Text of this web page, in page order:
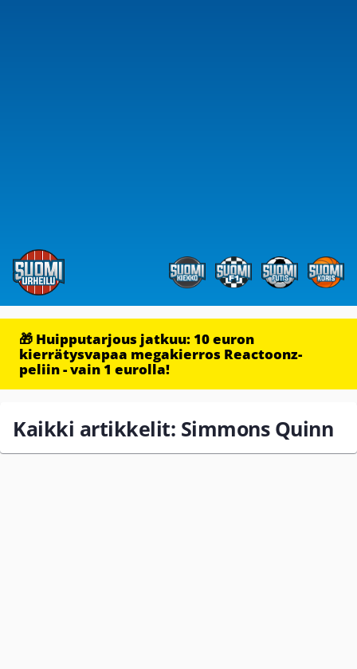
🎁 Huipputarjous jatkuu: 10 euron
kierrätysvapaa megakierros Reactoonz-
peliin - vain 1 eurolla!
Kaikki artikkelit: Simmons Quinn